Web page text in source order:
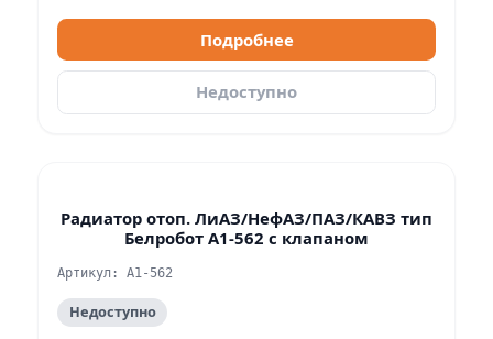
Подробнее
Недоступно
Радиатор отоп. ЛиАЗ/НефАЗ/ПАЗ/КАВЗ тип
Белробот A1-562 с клапаном
Артикул: A1-562
Недоступно